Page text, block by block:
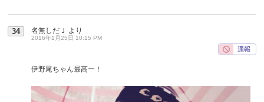
34 名無しだＪ より
2016年1月25日 10:15 PM
伊野尾ちゃん最高ー！